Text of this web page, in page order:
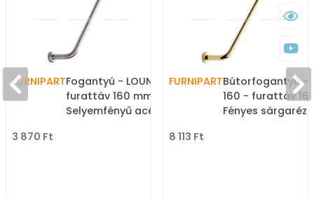
FURNIPARTFogantyú - LOUNGE 160 -
furattáv 160 mm -
Selyemfényű acél 25 -
3 870 Ft
FURNIPARTBútorfogantyú -
160 - furattáv
Fényes sárgaréz
8 113 Ft